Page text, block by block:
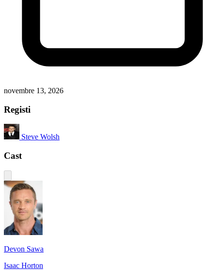
novembre 13, 2026
Registi
Steve Wolsh
Cast
Devon Sawa
Isaac Horton